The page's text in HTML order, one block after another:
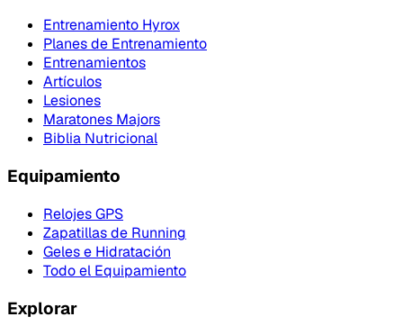
Entrenamiento Hyrox
Planes de Entrenamiento
Entrenamientos
Artículos
Lesiones
Maratones Majors
Biblia Nutricional
Equipamiento
Relojes GPS
Zapatillas de Running
Geles e Hidratación
Todo el Equipamiento
Explorar